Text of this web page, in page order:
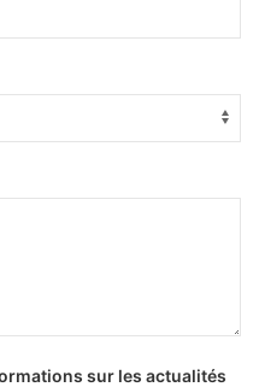
sur les actualités